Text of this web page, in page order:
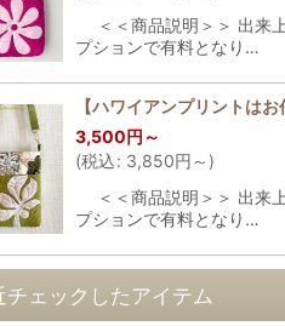
＜＜商品説明＞＞ 出来
プションで有料となり…
【ハワイアンプリントは
3,500円 ～
(税込: 3,850円 ～ )
＜＜商品説明＞＞ 出来
プションで有料となり…
チェックしたアイテム